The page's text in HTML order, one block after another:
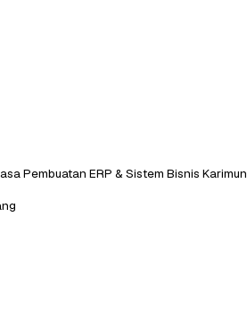
Pembuatan ERP & Sistem Bisnis Karimun